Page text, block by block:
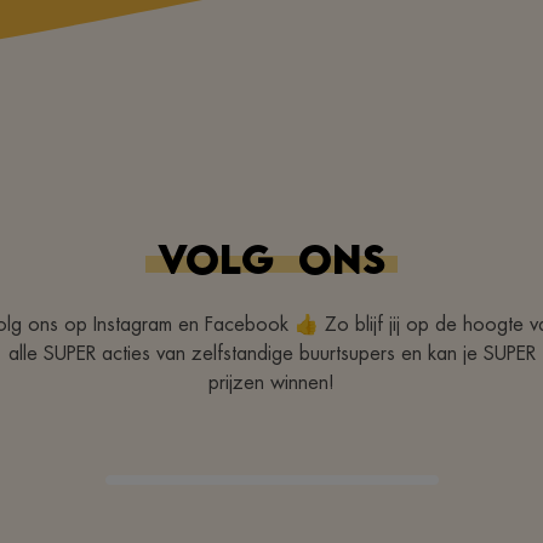
VOLG ONS
ons op Instagram en Facebook 👍 Zo blijf jij op de hoogte
alle SUPER acties van zelfstandige buurtsupers en kan je SUPER
prijzen winnen!